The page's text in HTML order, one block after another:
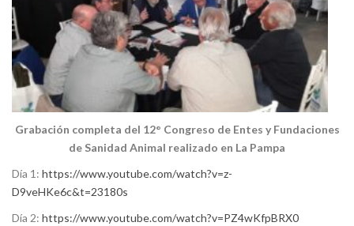
Grabación completa del 12° Congreso de Entes y Fundaciones
de Sanidad Animal realizado en La Pampa
Día 1: https://www.youtube.com/watch?v=z-
D9veHKe6c&t=23180s
Día 2: https://www.youtube.com/watch?v=PZ4wKfpBRX0